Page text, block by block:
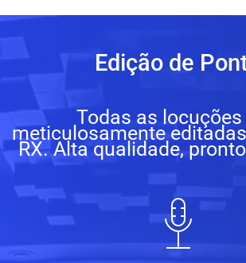
Edição de
Todas as
meticulosamente
RX. Alta qualidade,